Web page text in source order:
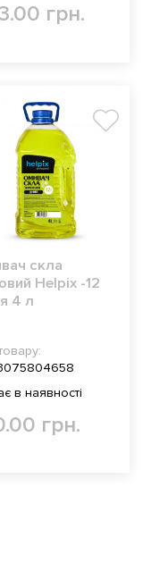
грн.
скла
Helpix -12
4 л
в наявності
грн.